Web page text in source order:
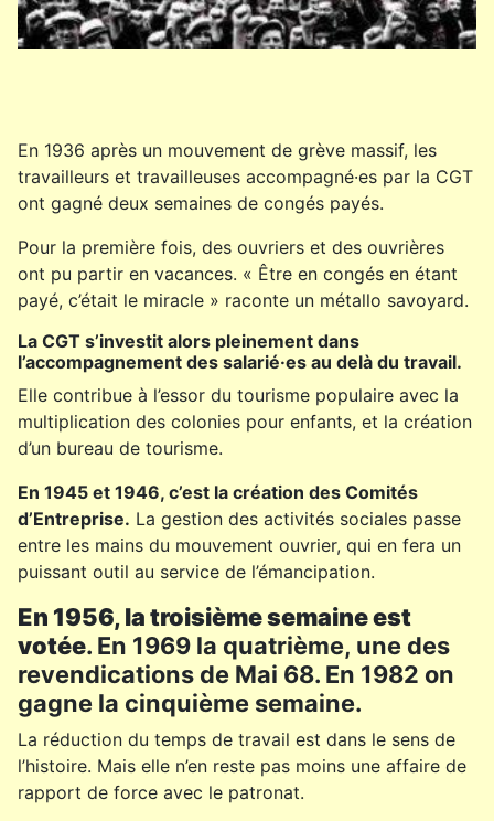
En 1936 après un mouvement de grève massif, les
travailleurs et travailleuses accompagné·es par la CGT
ont gagné deux semaines de congés payés.
Pour la première fois, des ouvriers et des ouvrières
ont pu partir en vacances. « Être en congés en étant
payé, c’était le miracle » raconte un métallo savoyard.
La CGT s’investit alors pleinement dans
l’accompagnement des salarié·es au delà du travail.
Elle contribue à l’essor du tourisme populaire avec la
multiplication des colonies pour enfants, et la création
d’un bureau de tourisme.
En 1945 et 1946, c’est la création des Comités
d’Entreprise. La gestion des activités sociales passe
entre les mains du mouvement ouvrier, qui en fera un
puissant outil au service de l’émancipation.
En 1956, la troisième semaine est
votée. En 1969 la quatrième, une des
revendications de Mai 68. En 1982 on
gagne la cinquième semaine.
La réduction du temps de travail est dans le sens de
l’histoire. Mais elle n’en reste pas moins une affaire de
rapport de force avec le patronat.